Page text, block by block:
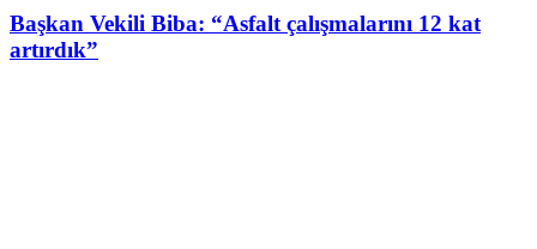
Başkan Vekili Biba: “Asfalt çalışmalarını 12 kat
artırdık”